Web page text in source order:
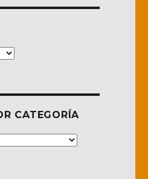
CATEGORÍA